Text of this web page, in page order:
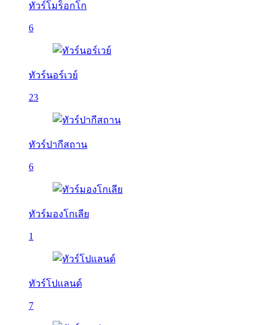
ทัวร์โมร็อกโก
6
ทัวร์นอร์เวย์
23
ทัวร์ปากีสถาน
6
ทัวร์มองโกเลีย
1
ทัวร์โปแลนด์
7